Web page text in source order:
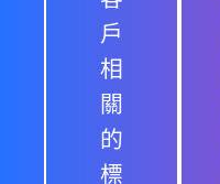
戶
相
關
的
標